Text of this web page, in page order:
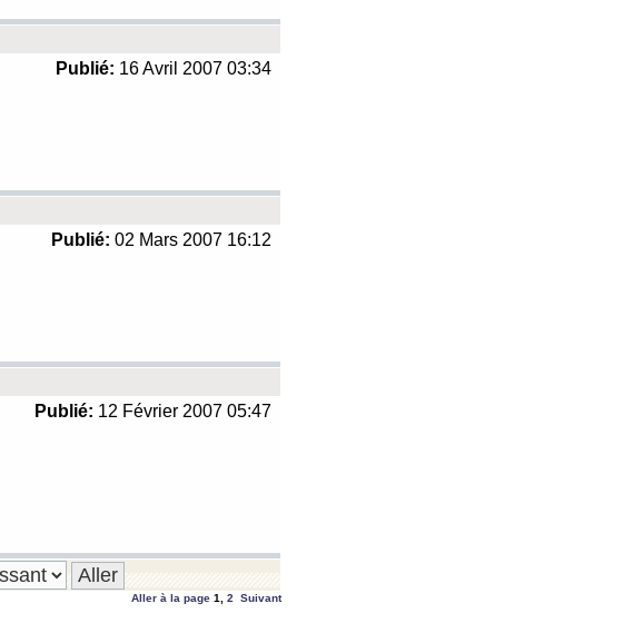
Publié: 16 Avril 2007 03:34
Publié: 02 Mars 2007 16:12
Publié: 12 Février 2007 05:47
Aller à la page 1 2 Suivant